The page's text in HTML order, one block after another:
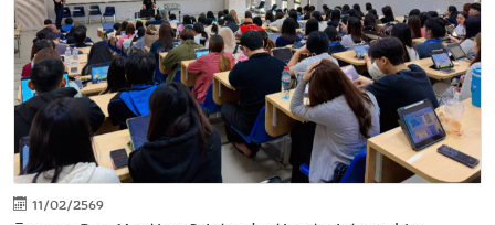
11/02/2569